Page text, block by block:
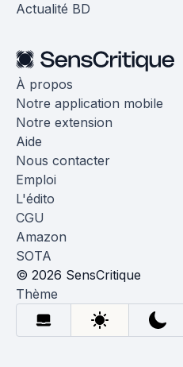
Actualité BD
À propos
Notre application mobile
Notre extension
Aide
Nous contacter
Emploi
L'édito
CGU
Amazon
SOTA
© 2026 SensCritique
Thème